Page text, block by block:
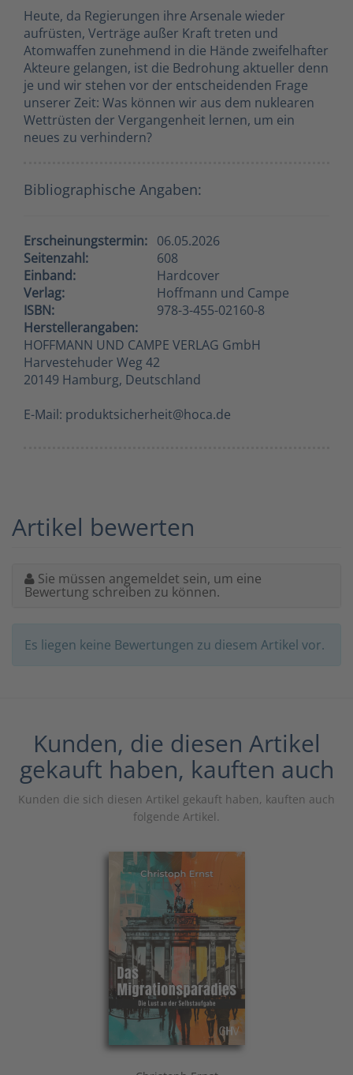
Heute, da Regierungen ihre Arsenale wieder
aufrüsten, Verträge außer Kraft treten und
Atomwaffen zunehmend in die Hände zweifelhafter
Akteure gelangen, ist die Bedrohung aktueller denn
je und wir stehen vor der entscheidenden Frage
unserer Zeit: Was können wir aus dem nuklearen
Wettrüsten der Vergangenheit lernen, um ein
neues zu verhindern?
Bibliographische Angaben:
Erscheinungstermin: 06.05.2026
Seitenzahl:
608
Einband:
Hardcover
Verlag:
Hoffmann und Campe
ISBN:
978-3-455-02160-8
Herstellerangaben:
HOFFMANN UND CAMPE VERLAG GmbH
Harvestehuder Weg 42
20149 Hamburg, Deutschland
E-Mail: produktsicherheit@hoca.de
Artikel bewerten
Sie müssen angemeldet sein, um eine
Bewertung schreiben zu können.
Es liegen keine Bewertungen zu diesem Artikel vor.
Kunden, die diesen Artikel
gekauft haben, kauften auch
Kunden die sich diesen Artikel gekauft haben, kauften auch
folgende Artikel.